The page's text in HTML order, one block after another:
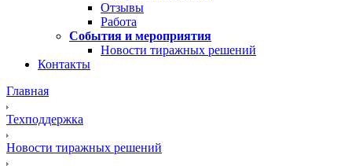
Отзывы
Работа
События и мероприятия
Новости тиражных решений
Контакты
Главная
Техподдержка
Новости тиражных решений